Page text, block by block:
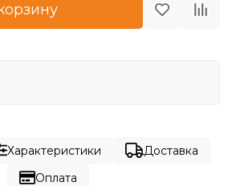
Характеристики
Доставка
Оплата